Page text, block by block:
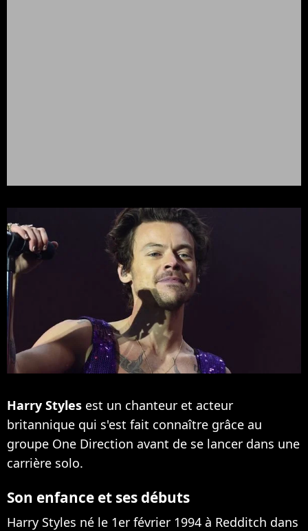
Harry Styles est un chanteur et acteur
britannique qui s'est fait connaître grâce au
groupe One Direction avant de se lancer dans une
carrière solo.
Son enfance et ses débuts
Harry Styles né le 1er février 1994 à Redditch dans